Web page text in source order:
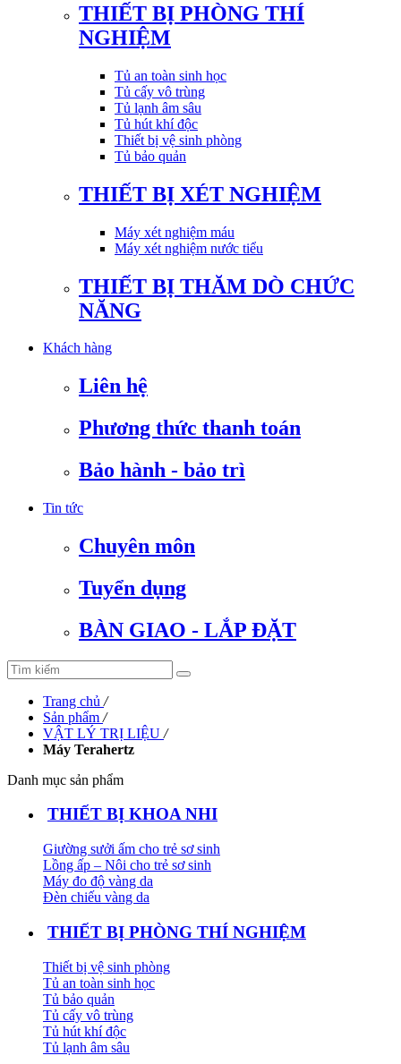
THIẾT BỊ PHÒNG THÍ
NGHIỆM
Tủ an toàn sinh học
Tủ cấy vô trùng
Tủ lạnh âm sâu
Tủ hút khí độc
Thiết bị vệ sinh phòng
Tủ bảo quản
THIẾT BỊ XÉT NGHIỆM
Máy xét nghiệm máu
Máy xét nghiệm nước tiểu
THIẾT BỊ THĂM DÒ CHỨC
NĂNG
Khách hàng
Liên hệ
Phương thức thanh toán
Bảo hành - bảo trì
Tin tức
Chuyên môn
Tuyển dụng
BÀN GIAO - LẮP ĐẶT
Trang chủ /
Sản phẩm /
VẬT LÝ TRỊ LIỆU /
Máy Terahertz
Danh mục sản phẩm
THIẾT BỊ KHOA NHI
Giường sưởi ấm cho trẻ sơ sinh
Lồng ấp – Nôi cho trẻ sơ sinh
Máy đo độ vàng da
Đèn chiếu vàng da
THIẾT BỊ PHÒNG THÍ NGHIỆM
Thiết bị vệ sinh phòng
Tủ an toàn sinh học
Tủ bảo quản
Tủ cấy vô trùng
Tủ hút khí độc
Tủ lạnh âm sâu